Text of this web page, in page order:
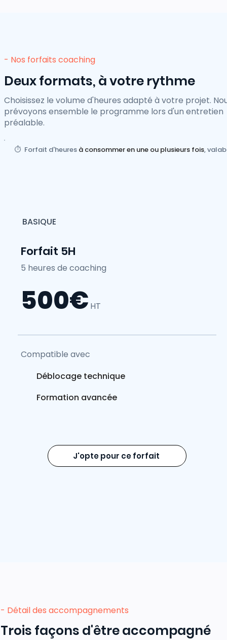
- Nos forfaits coaching
Deux formats, à votre rythme
Choisissez le volume d'heures adapté à votre projet.
prévoyons ensemble le programme lors d'un entretien
préalable.
⏱️ Forfait d'heures à consommer en une ou plusieurs fois,
BASIQUE
Forfait 5H
5 heures de coaching
500€ HT
Compatible avec
Déblocage technique
Formation avancée
J'opte pour ce forfait
- Détail des accompagnements
Trois façons d'être accompagné